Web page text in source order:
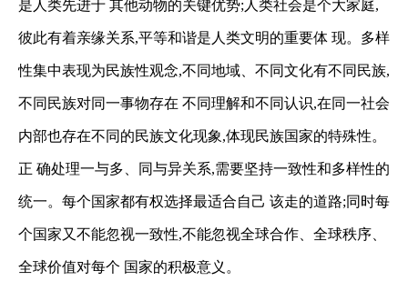
是人类先进于 其他动物的关键优势;人类社会是个大家庭,
彼此有着亲缘关系,平等和谐是人类文明的重要体 现。多样
性集中表现为民族性观念,不同地域、不同文化有不同民族,
不同民族对同一事物存在 不同理解和不同认识,在同一社会
内部也存在不同的民族文化现象,体现民族国家的特殊性。
正 确处理一与多、同与异关系,需要坚持一致性和多样性的
统一。每个国家都有权选择最适合自己 该走的道路;同时每
个国家又不能忽视一致性,不能忽视全球合作、全球秩序、
全球价值对每个 国家的积极意义。